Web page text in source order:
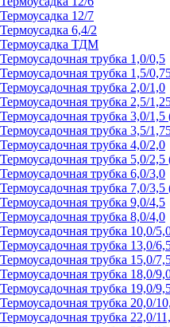
Термоусадка 12/7
Термоусадка 6,4/2
Термоусадка ТДМ
Термоусадочная трубка 1,0/0,5
Термоусадочная трубка 1,5/
Термоусадочная трубка 2,0/1,0
Термоусадочная трубка 2,5/
Термоусадочная трубка 3,0/1,5
Термоусадочная трубка 3,5/
Термоусадочная трубка 4,0/2,0
Термоусадочная трубка 5,0/2,5
Термоусадочная трубка 6,0/3,0
Термоусадочная трубка 7,0/3,5
Термоусадочная трубка 9,0/4,5
Термоусадочная трубка 8,0/4,0
Термоусадочная трубка 10,0/
Термоусадочная трубка 13,0/
Термоусадочная трубка 15,0/
Термоусадочная трубка 18,0/
Термоусадочная трубка 19,0/
Термоусадочная трубка 20,0/
Термоусадочная трубка 22,0/